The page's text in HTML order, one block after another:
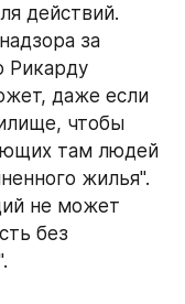
действий.
за
Рикарду
даже если
чтобы
там людей
жилья".
не может
без